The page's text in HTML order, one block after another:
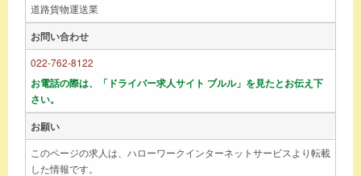
道路貨物運送業
お問い合わせ
022-762-8122
お電話の際は、「ドライバー求人サイト ブルル」を見たとお伝え下
さい。
お願い
このページの求人は、ハローワークインターネットサービスより転載
した情報です。